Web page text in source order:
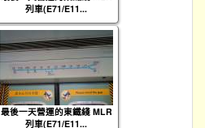
列車(E71/E11...
最後一天營運的東鐵綫 MLR
列車(E71/E11...